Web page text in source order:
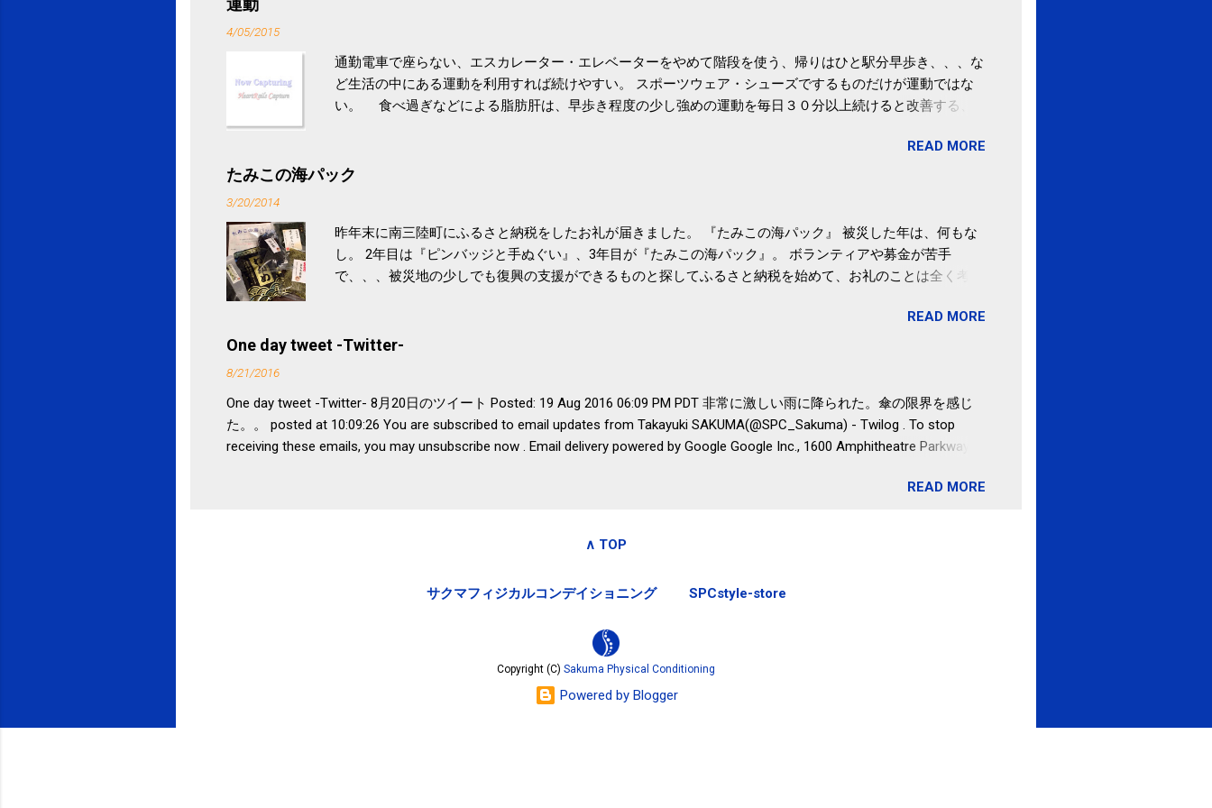
運動
4/05/2015
通勤電車で座らない、エスカレーター・エレベーターをやめて階段を使う、帰りはひと駅分早歩き、、、な
ど生活の中にある運動を利用すれば続けやすい。 スポーツウェア・シューズでするものだけが運動ではな
い。 食べ過ぎなどによる脂肪肝は、早歩き程度の少し強めの運動を毎日３０分以上続けると改善する、
ル性脂肪性肝疾患。体重は減らなくても効果があるという。 正田教授は「汗ばむ程度の運動を毎日３０分
続けることが有用」としている。 脂肪肝、毎日３０分の早歩きで改善 筑波大「減量しなくても効果」 -
READ MORE
たみこの海パック
3/20/2014
昨年末に南三陸町にふるさと納税をしたお礼が届きました。 『たみこの海パック』 被災した年は、何もな
し。 2年目は『ピンバッジと手ぬぐい』、3年目が『たみこの海パック』。 ボランティアや募金が苦手
で、、、被災地の少しでも復興の支援ができるものと探してふるさと納税を始めて、お礼のことは全く考え
税になるということもあって始めたのですが、節税になるほど稼げていないのでこちらの目的は......。 総務
省｜自治税務局｜ふるさと納税など個人住民税の寄附金税制 » ふるさと納税ポータルサイト「ふるさとチョ
READ MORE
One day tweet -Twitter-
8/21/2016
One day tweet -Twitter- 8月20日のツイート Posted: 19 Aug 2016 06:09 PM PDT 非常に激しい雨に降られた。傘の限界を感じ
た。。 posted at 10:09:26 You are subscribed to email updates from Takayuki SAKUMA(@SPC_Sakuma) - Twilog . To stop
receiving these emails, you may unsubscribe now . Email delivery powered by Google Google Inc., 1600 Amphitheatre Parkway,
READ MORE
∧ TOP
サクマフィジカルコンデイショニング SPCstyle-store
Copyright (C) Sakuma Physical Conditioning
Powered by Blogger